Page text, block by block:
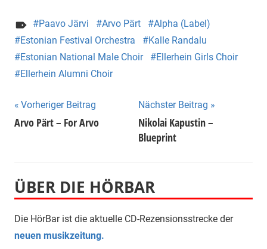
Paavo Järvi Arvo Pärt
Alpha (Label)
Estonian Festival Orchestra
Kalle Randalu
Estonian National Male Choir
Ellerhein Girls Choir
Ellerhein Alumni Choir
Beitragsnavigation
Vorheriger Beitrag
Arvo Pärt – For Arvo
Nächster Beitrag
Nikolai Kapustin –
Blueprint
ÜBER DIE HÖRBAR
Die HörBar ist die aktuelle CD-Rezensionsstrecke der
neuen musikzeitung.